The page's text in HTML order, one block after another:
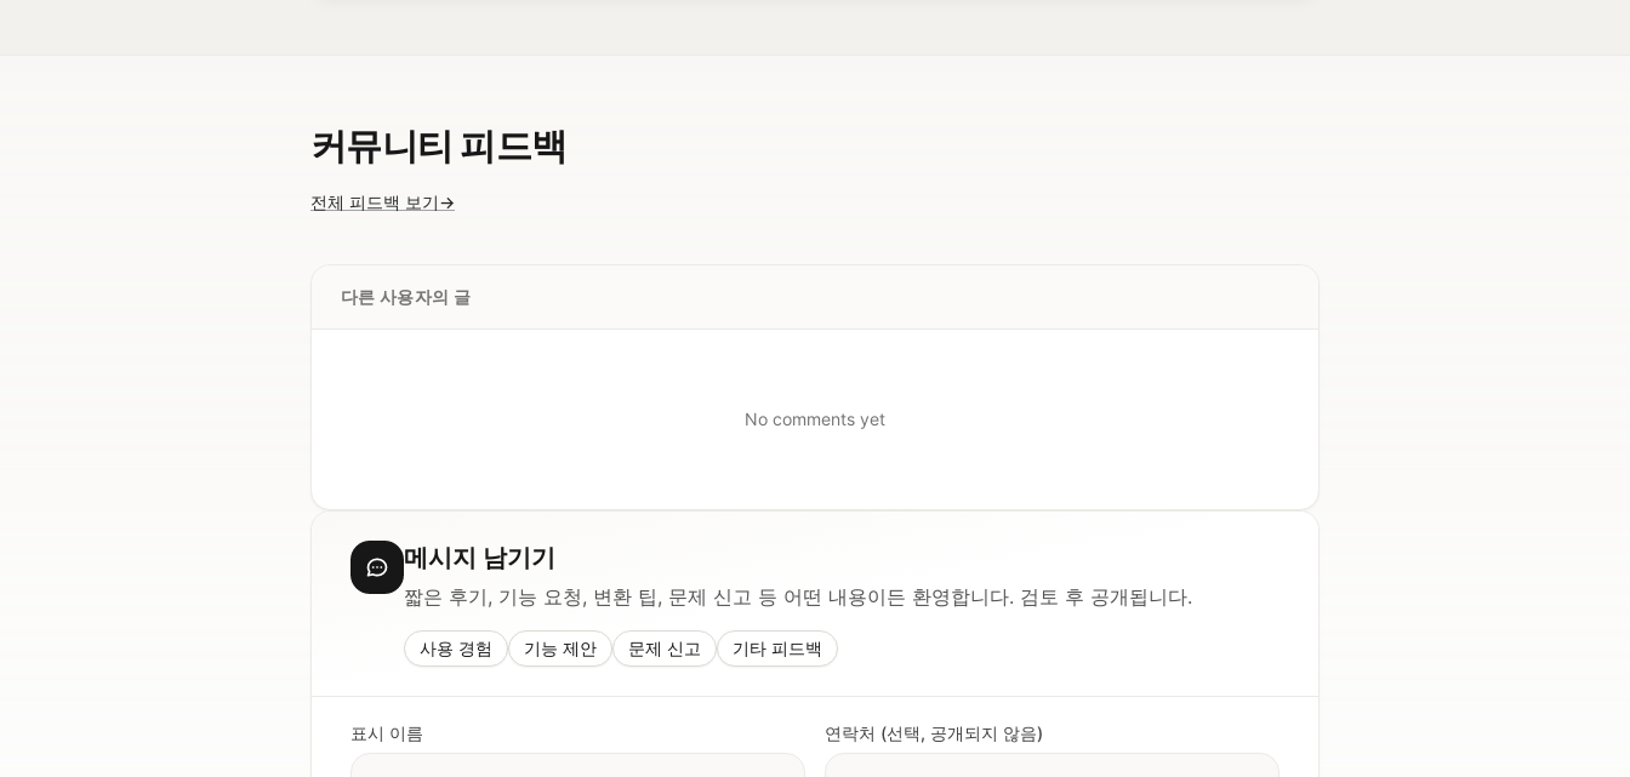
커뮤니티 피드백
전체 피드백 보기→
다른 사용자의 글
No comments yet
메시지 남기기
짧은 후기, 기능 요청, 변환 팁, 문제 신고 등 어떤 내용이든 환영합니다. 검토 후 공개됩니다.
사용 경험 기능 제안 문제 신고 기타 피드백
표시 이름 연락처 (선택, 공개되지 않음)